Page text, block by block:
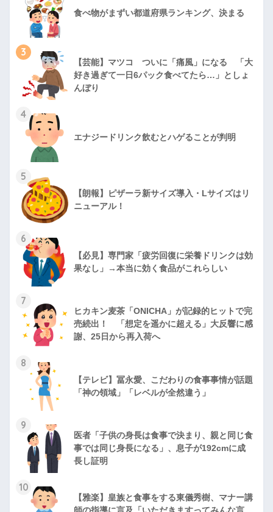
食べ物がまずい都道府県ランキング、決まる
3
【芸能】マツコ ついに「痛風」になる 「大
好き過ぎて一日6パック食べてたら…」としょ
んぼり
4
エナジードリンク飲むとハゲることが判明
5
【朗報】ピザーラ新サイズ導入・Lサイズはリ
ニューアル！
6
【必見】専門家「疲労回復に栄養ドリンクは効
果なし」→本当に効く食品がこれらしい
7
ヒカキン麦茶「ONICHA」が記録的ヒットで完
売続出！ 「想定を遥かに超える」大反響に感
謝、25日から再入荷へ
8
【テレビ】冨永愛、こだわりの食事事情が話題
「神の領域」「レベルが全然違う」
9
医者「子供の身長は食事で決まり、親と同じ食
事では同じ身長になる」、息子が192cmに成
長し証明
10
【雅楽】皇族と食事をする東儀秀樹、マナー講